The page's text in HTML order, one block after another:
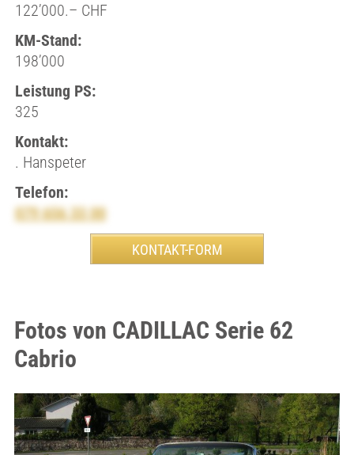
122’000.– CHF
KM-Stand:
198’000
Leistung PS:
325
Kontakt:
. Hanspeter
Telefon:
079 656 33 00
Fotos von CADILLAC Serie 62
Cabrio